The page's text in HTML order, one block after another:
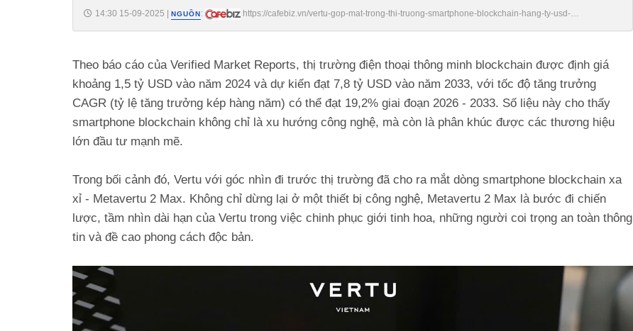
14:30 15-09-2025 | NGUỒN:
https://cafebiz.vn/vertu-gop-mat-trong-thi-truong-smartphone-blockchain-hang-ty-usd-
Theo báo cáo của Verified Market Reports, thị trường điện thoại thông minh blockchain được định giá
khoảng 1,5 tỷ USD vào năm 2024 và dự kiến đạt 7,8 tỷ USD vào năm 2033, với tốc độ tăng trưởng
CAGR (tỷ lệ tăng trưởng kép hàng năm) có thể đạt 19,2% giai đoạn 2026 - 2033. Số liệu này cho thấy
smartphone blockchain không chỉ là xu hướng công nghệ, mà còn là phân khúc được các thương hiệu
lớn đầu tư mạnh mẽ.
Trong bối cảnh đó, Vertu với góc nhìn đi trước thị trường đã cho ra mắt dòng smartphone blockchain xa
xỉ - Metavertu 2 Max. Không chỉ dừng lại ở một thiết bị công nghệ, Metavertu 2 Max là bước đi chiến
lược, tầm nhìn dài hạn của Vertu trong việc chinh phục giới tinh hoa, những người coi trọng an toàn thông
tin và đề cao phong cách độc bản.